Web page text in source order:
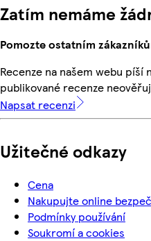
Zatím nemáme
Pomozte ostatním
Recenze na našem webu píší
publikované recenze
Napsat recenzi
Užitečné odkazy
Cena
Nakupujte online
Podmínky používání
Soukromí a cookies